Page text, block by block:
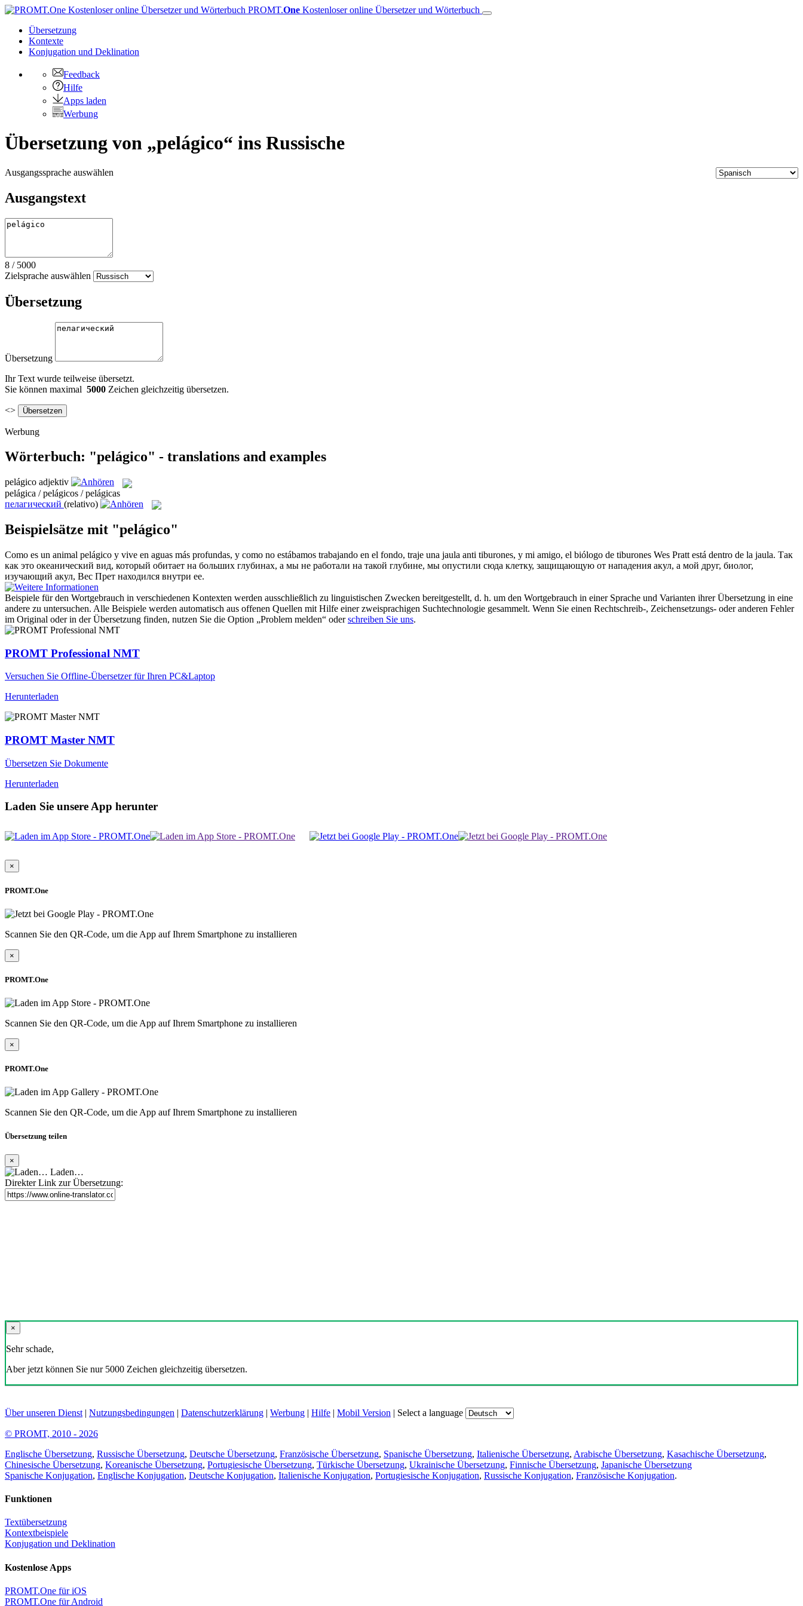
PROMT.One Kostenloser online Übersetzer und Wörterbuch
Übersetzung
Kontexte
Konjugation und Deklination
Feedback
Hilfe
Apps laden
Werbung
Übersetzung von „pelágico“ ins Russische
Ausgangssprache auswählen
Ausgangstext
8 / 5000
Zielsprache auswählen
Übersetzung
Übersetzung
Ihr Text wurde teilweise übersetzt.
Sie können maximal 5000 Zeichen gleichzeitig übersetzen.
<>
Werbung
Wörterbuch: "pelágico" - translations and examples
pelágico adjektiv
pelágica / pelágicos / pelágicas
пелагический (relativo)
Beispielsätze mit "pelágico"
Como es un animal pelágico y vive en aguas más profundas, y como no estábamos trabajando en el fondo, traje una jaula anti tiburones, y mi amigo, el biólogo de tiburones Wes Pratt está dentro de la jaula. Так
как это океанический вид, который обитает на больших глубинах, а мы не работали на такой глубине, мы опустили сюда клетку, защищающую от нападения акул, а мой друг, биолог,
изучающий акул, Вес Прет находился внутри ее.
Beispiele für den Wortgebrauch in verschiedenen Kontexten werden ausschließlich zu linguistischen Zwecken bereitgestellt, d. h. um den Wortgebrauch in einer Sprache und Varianten ihrer Übersetzung in eine
andere zu untersuchen. Alle Beispiele werden automatisch aus offenen Quellen mit Hilfe einer zweisprachigen Suchtechnologie gesammelt. Wenn Sie einen Rechtschreib-, Zeichensetzungs- oder anderen Fehler
im Original oder in der Übersetzung finden, nutzen Sie die Option „Problem melden“ oderschreiben Sie uns.
PROMT Professional NMT
Versuchen Sie Offline-Übersetzer für Ihren PC&Laptop
Herunterladen
PROMT Master NMT
Übersetzen Sie Dokumente
Herunterladen
Laden Sie unsere App herunter
×
PROMT.One
Scannen Sie den QR-Code, um die App auf Ihrem Smartphone zu installieren
×
PROMT.One
Scannen Sie den QR-Code, um die App auf Ihrem Smartphone zu installieren
×
PROMT.One
Scannen Sie den QR-Code, um die App auf Ihrem Smartphone zu installieren
Übersetzung teilen
×
Laden…
Direkter Link zur Übersetzung:
×
Sehr schade,
Aber jetzt können Sie nur 5000 Zeichen gleichzeitig übersetzen.
Über unseren Dienst | Nutzungsbedingungen | Datenschutzerklärung | Werbung | Hilfe | Mobil Version | Select a language
© PROMT, 2010 - 2026
Englische Übersetzung, Russische Übersetzung, Deutsche Übersetzung, Französische Übersetzung, Spanische Übersetzung, Italienische Übersetzung, Arabische Übersetzung, Kasachische Übersetzung,
Chinesische Übersetzung, Koreanische Übersetzung, Portugiesische Übersetzung, Türkische Übersetzung, Ukrainische Übersetzung, Finnische Übersetzung, Japanische Übersetzung
Spanische Konjugation, Englische Konjugation, Deutsche Konjugation, Italienische Konjugation, Portugiesische Konjugation, Russische Konjugation, Französische Konjugation.
Funktionen
Textübersetzung
Kontextbeispiele
Konjugation und Deklination
Kostenlose Apps
PROMT.One für iOS
PROMT.One für Android